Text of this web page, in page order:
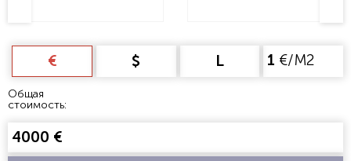
€ $ L 1 €/М2
Общая
стоимость:
4000 €